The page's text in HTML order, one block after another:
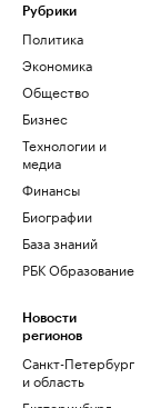
Рубрики
Политика
Экономика
Общество
Бизнес
Технологии и
медиа
Финансы
Биографии
База знаний
РБК Образование
Новости
регионов
Санкт-Петербург
и область